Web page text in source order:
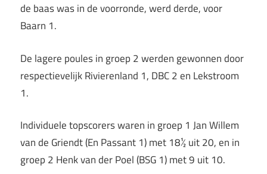
de baas was in de voorronde, werd derde, voor
Baarn 1.
De lagere poules in groep 2 werden gewonnen door
respectievelijk Rivierenland 1, DBC 2 en Lekstroom
1.
Individuele topscorers waren in groep 1 Jan Willem
van de Griendt (En Passant 1) met 18½ uit 20, en in
groep 2 Henk van der Poel (BSG 1) met 9 uit 10.